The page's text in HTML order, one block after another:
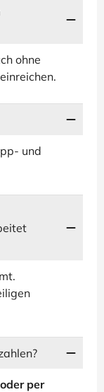
ohne
und
per